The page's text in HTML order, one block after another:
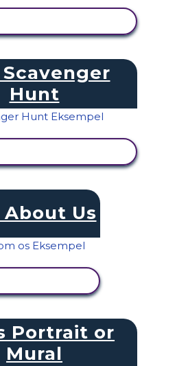
Scavenger
Hunt
Us
Portrait or
Mural